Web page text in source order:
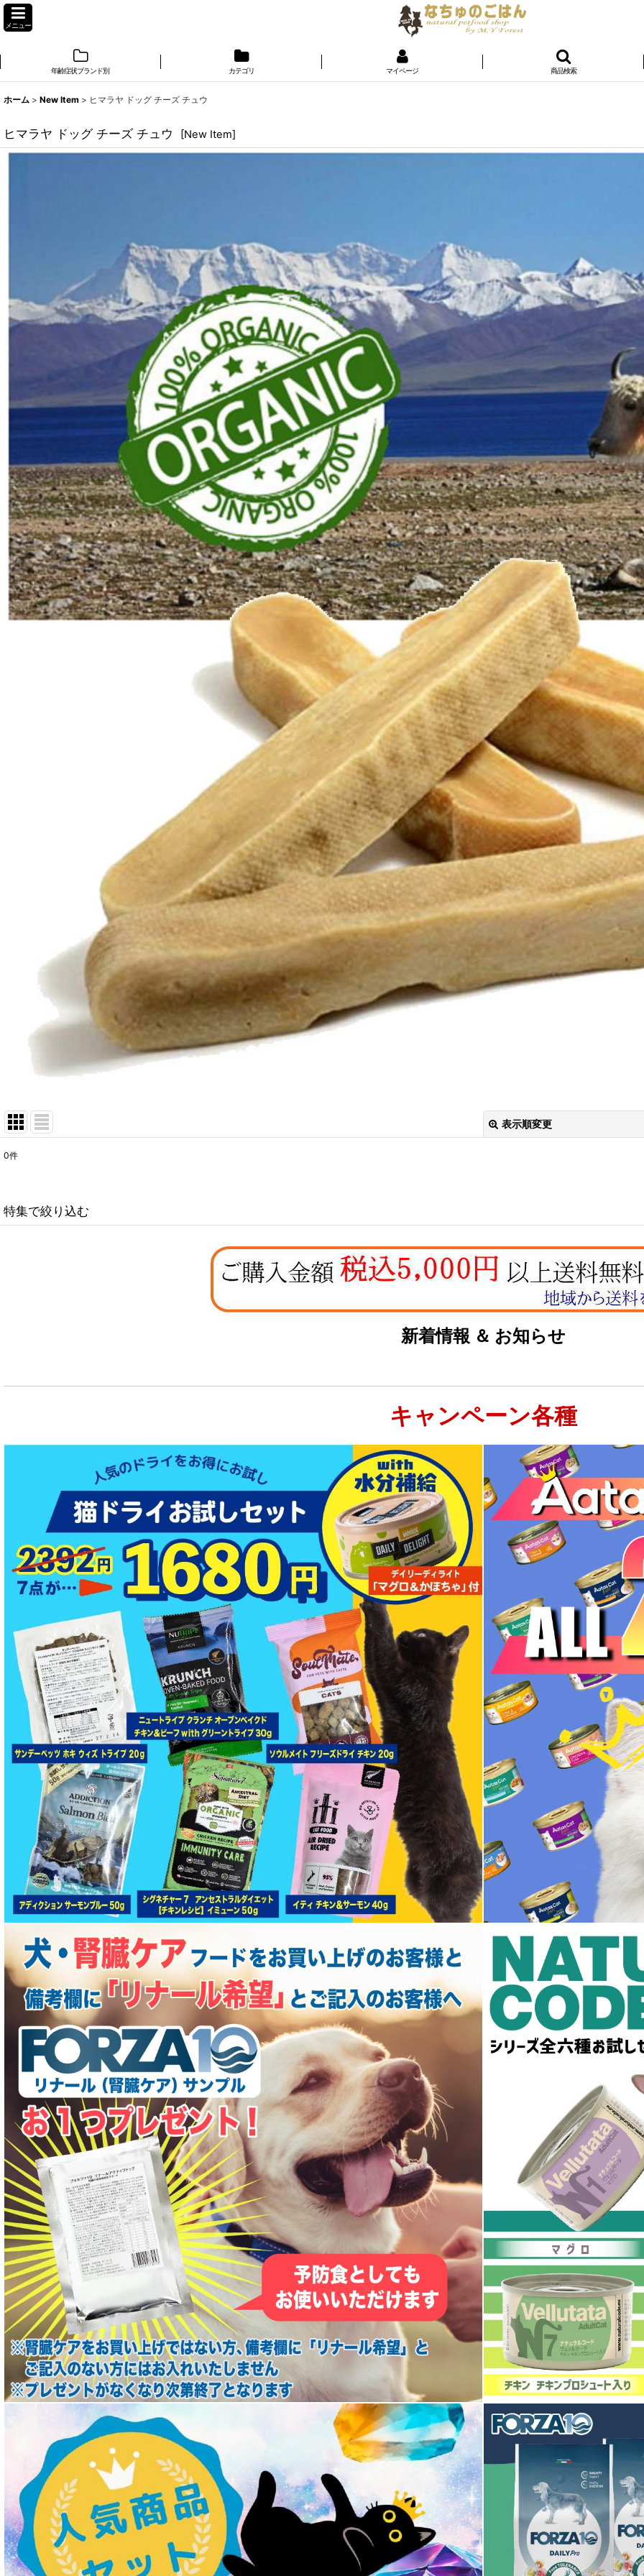
メニュー
年齢症状ブランド別 カテゴリ マイページ 商品検索
ホーム > New Item > ヒマラヤ ドッグ チーズ チュウ
ヒマラヤ ドッグ チーズ チュウ [New Item]
表示順変更
絞り込む
0件
特集で絞り込む
特集 フリーズドライ
特集 エアドライフード
特殊製法のドッグフード
特殊製法のキャットフード
全年齢対応 フード for DOG
パピー用 フード for DOG
成犬用 フード for DOG
シニア犬用フード for DOG
食物アレルギー対応 ドッグフード
腎臓ケア対応ドッグフード
関節サポート対応 フード for DOG
肝臓ケア対応ドッグフード
肥満ケア対応 フード for DOG
泌尿器ケア対応 フード for DOG
胃腸ケア対応 フード for DOG
口腔内・喉ケア対応商品 犬用
心臓ケア対応ドッグフード
皮膚・被毛ケア対応 フード for DOG
低脂肪 ドライフード for DOG
特集 ドッグフードの涙やけ対策
特集 穀物不使用 ドッグフード（ドライ）
フリーズドライ ドッグフード
エアドライ ドッグフード
愛猫用ウェット300円以下コーナー
全年齢対応 フード for CAT
キトン用 フード for CAT
新着情報 ＆ お知らせ
キャンペーン各種